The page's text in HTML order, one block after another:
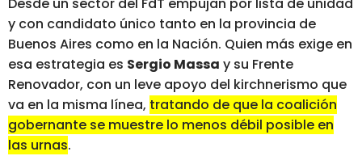
y con candidato único tanto en la provincia de
Buenos Aires como en la Nación. Quien más exige en
esa estrategia es Sergio Massa y su Frente
Renovador, con un leve apoyo del kirchnerismo que
va en la misma línea, tratando de que la coalición
gobernante se muestre lo menos débil posible en
las urnas.